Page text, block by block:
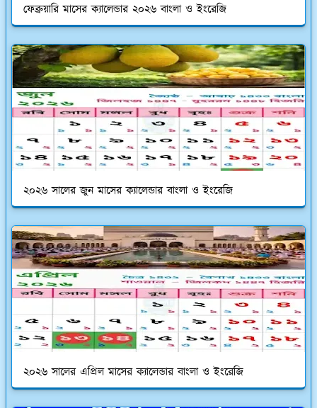
ফেব্রুয়ারি মাসের ক্যালেন্ডার ২০২৬ বাংলা ও ইংরেজি
২০২৬ সালের জুন মাসের ক্যালেন্ডার বাংলা ও ইংরেজি
২০২৬ সালের এপ্রিল মাসের ক্যালেন্ডার বাংলা ও ইংরেজি